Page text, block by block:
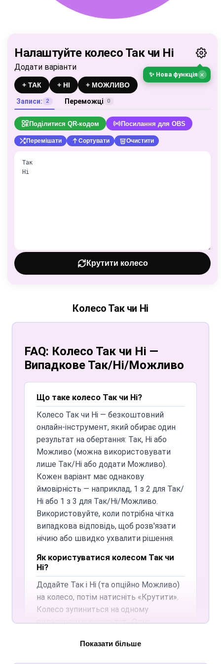
Налаштуйте колесо Так чи Ні
✨ Нова функція ×
Додати варіанти
+ ТАК + НІ + МОЖЛИВО
Записи: 2 Переможці 0
Поділитися QR-кодом Посилання для OBS
Перемішати Сортувати Очистити
Крутити колесо
Колесо Так чи Ні
FAQ: Колесо Так чи Ні —
Випадкове Так/Ні/Можливо
Що таке колесо Так чи Ні?
Колесо Так чи Ні — безкоштовний
онлайн-інструмент, який обирає один
результат на обертання: Так, Ні або
Можливо (можна використовувати
лише Так/Ні або додати Можливо).
Кожен варіант має однакову
ймовірність — наприклад, 1 з 2 для Так/
Ні або 1 з 3 для Так/Ні/Можливо.
Використовуйте, коли потрібна чітка
випадкова відповідь, щоб розв'язати
нічию або швидко ухвалити рішення.
Як користуватися колесом Так чи
Ні?
Додайте Так і Ні (та опційно Можливо)
на колесо, потім натисніть «Крутити».
Колесо зупиниться на одному
випадковому результаті. Одне
облікового запису й завантажень —
Показати більше